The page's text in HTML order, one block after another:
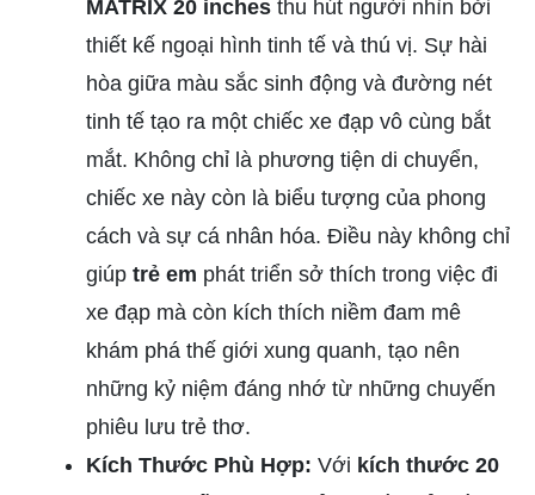
MATRIX 20 inches thu hút người nhìn bởi
thiết kế ngoại hình tinh tế và thú vị. Sự hài
hòa giữa màu sắc sinh động và đường nét
tinh tế tạo ra một chiếc xe đạp vô cùng bắt
mắt. Không chỉ là phương tiện di chuyển,
chiếc xe này còn là biểu tượng của phong
cách và sự cá nhân hóa. Điều này không chỉ
giúp trẻ em phát triển sở thích trong việc đi
xe đạp mà còn kích thích niềm đam mê
khám phá thế giới xung quanh, tạo nên
những kỷ niệm đáng nhớ từ những chuyến
phiêu lưu trẻ thơ.
Kích Thước Phù Hợp: Với kích thước 20